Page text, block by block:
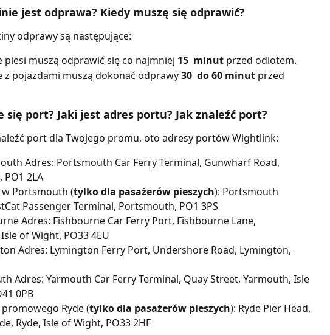
jest odprawa? Kiedy muszę się odprawić?
odprawy są następujące:
piesi muszą odprawić się co najmniej 15 minut przed odlotem.
z pojazdami muszą dokonać odprawy 30 do 60 minut przed
się port? Jaki jest adres portu? Jak znaleźć port?
port dla Twojego promu, oto adresy portów Wightlink:
Adres: Portsmouth Car Ferry Terminal, Gunwharf Road,
2LA
Portsmouth (tylko dla pasażerów pieszych): Portsmouth
Passenger Terminal, Portsmouth, PO1 3PS
Adres: Fishbourne Car Ferry Port, Fishbourne Lane,
of Wight, PO33 4EU
Adres: Lymington Ferry Port, Undershore Road, Lymington,
Adres: Yarmouth Car Ferry Terminal, Quay Street, Yarmouth, Isle
0PB
Ryde (tylko dla pasażerów pieszych): Ryde Pier Head,
Ryde, Isle of Wight, PO33 2HF